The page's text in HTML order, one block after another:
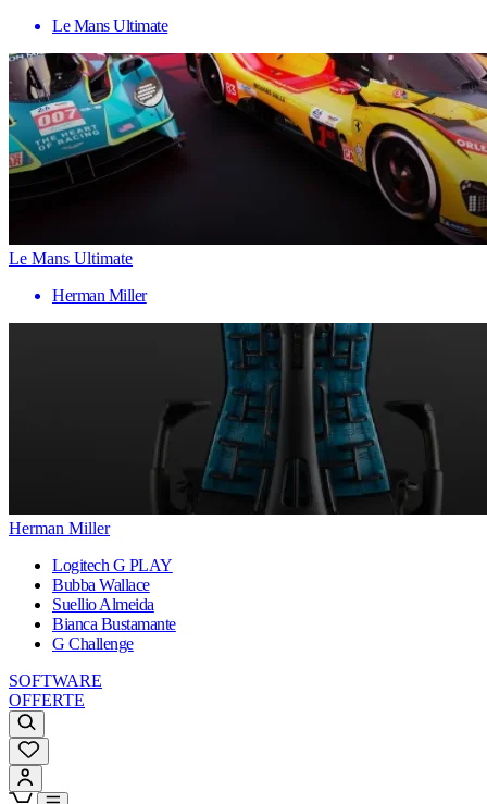
Le Mans Ultimate
Le Mans Ultimate
Herman Miller
Herman Miller
Logitech G PLAY
Bubba Wallace
Suellio Almeida
Bianca Bustamante
G Challenge
SOFTWARE
OFFERTE